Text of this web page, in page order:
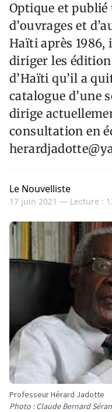
Optique et
d’ouvrages et
Haïti après 1986,
diriger les
d’Haïti qu’il a
catalogue d’une
dirige
consultation en
Le Nouvelliste
17 juin 2021 — Lecture :
Professeur Hérard Jadotte
Photo : Claude Bernard